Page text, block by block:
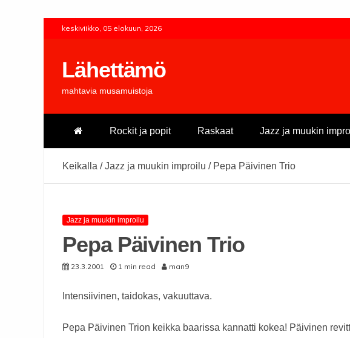
keskiviikko, 05 elokuun, 2026
Lähettämö
mahtavia musamuistoja
Rockit ja popit Raskaat Jazz ja muukin
Keikalla /Jazz ja muukin improilu / Pepa Päivinen Trio
Jazz ja muukin improilu
Pepa Päivinen Trio
23.3.2001 1 min read man9
Intensiivinen, taidokas, vakuuttava.
Pepa Päivinen Trion keikka baarissa kannatti kokea! Päivinen